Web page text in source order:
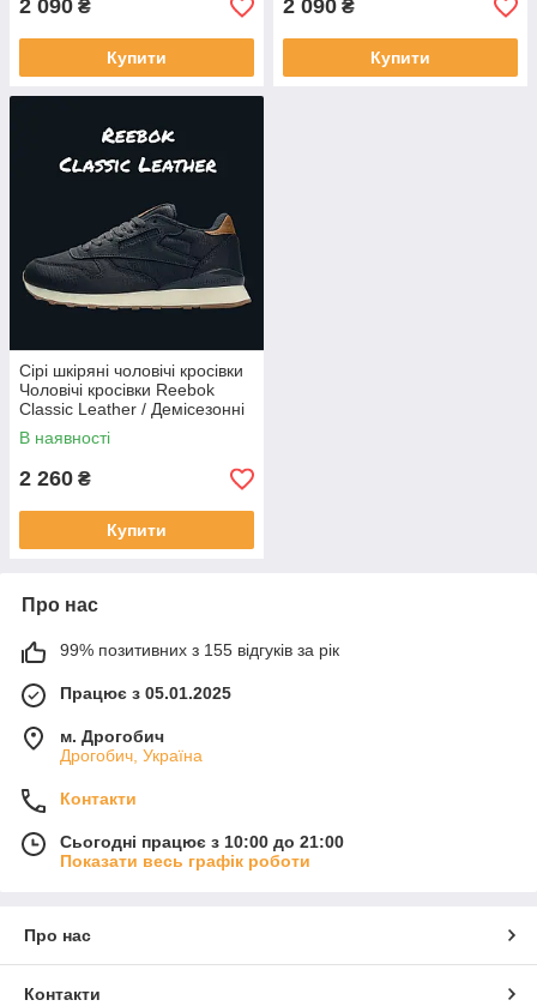
2 090 ₴
Купити
2 090 ₴
Купити
Сірі шкіряні чоловічі кросівки
Чоловічі кросівки Reebok
Classic Leather / Демісезонні
кросівки Рібок класік
В наявності
2 260 ₴
Купити
Про нас
99% позитивних з 155 відгуків за рік
Працює з 05.01.2025
м. Дрогобич
Дрогобич, Україна
Контакти
Сьогодні працює з 10:00 до 21:00
Показати весь графік роботи
Про нас
Контакти